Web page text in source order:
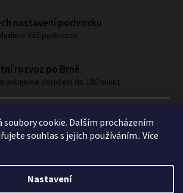
soubory cookie. Dalším procházením
souhlas s jejich používáním.. Více
Nastavení
nastavení podvozku
Váš podvozek
rozvoz po Brně
doručení do 180 minut